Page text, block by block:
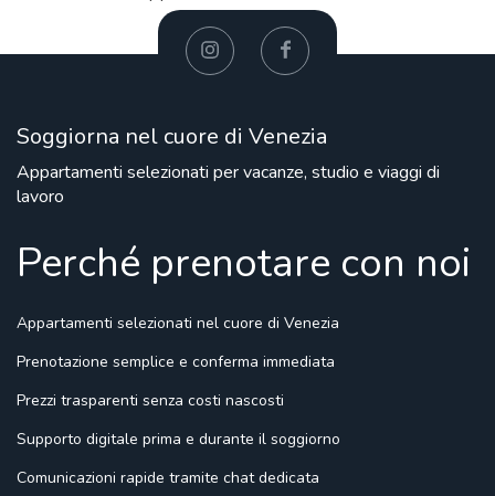
Soggiorna nel cuore di Venezia
Appartamenti selezionati per vacanze, studio e viaggi di
lavoro
Perché prenotare con noi
Appartamenti selezionati nel cuore di Venezia
Prenotazione semplice e conferma immediata
Prezzi trasparenti senza costi nascosti
Supporto digitale prima e durante il soggiorno
Comunicazioni rapide tramite chat dedicata